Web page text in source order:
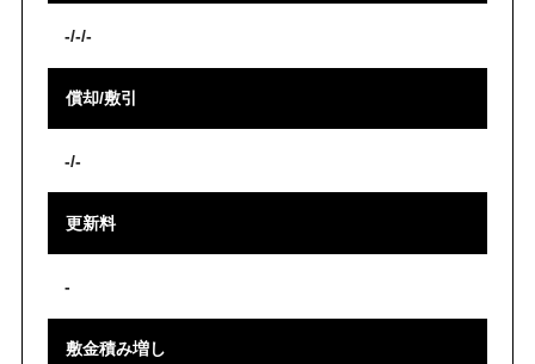
-/-/-
償却/敷引
-/-
更新料
-
敷金積み増し